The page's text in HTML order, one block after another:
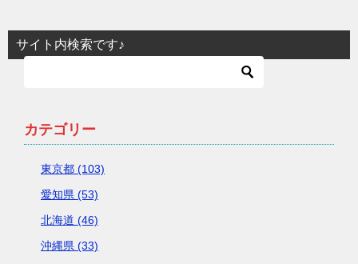
サイト内検索です♪
カテゴリー
東京都 (103)
愛知県 (53)
北海道 (46)
沖縄県 (33)